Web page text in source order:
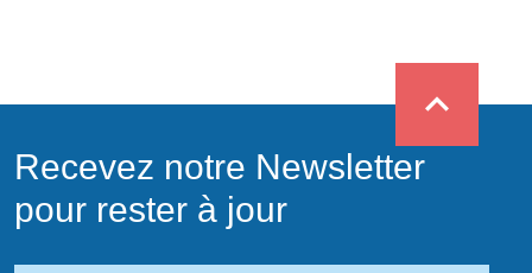
expand_less
Recevez notre Newsletter
pour rester à jour